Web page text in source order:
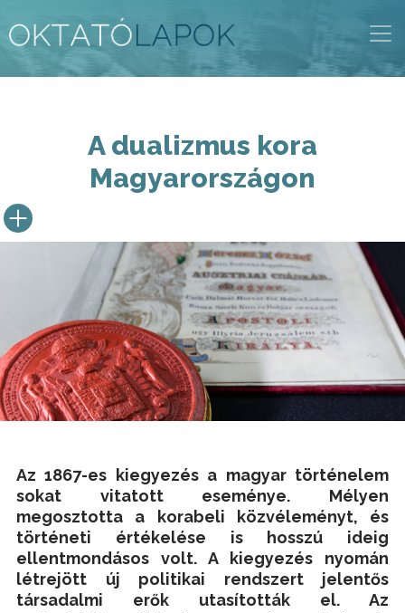
tartalomra
A dualizmus kora
Magyarországon
Az 1867-es kiegyezés a magyar történelem
sokat vitatott eseménye. Mélyen
megosztotta a korabeli közvéleményt, és
történeti értékelése is hosszú ideig
ellentmondásos volt. A kiegyezés nyomán
létrejött új politikai rendszert jelentős
társadalmi erők utasították el. Az